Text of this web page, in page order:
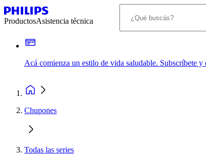
ProductosAsistencia técnica
Acá comienza un estilo de vida saludable. Subscríbete
Chupones
Todas las series